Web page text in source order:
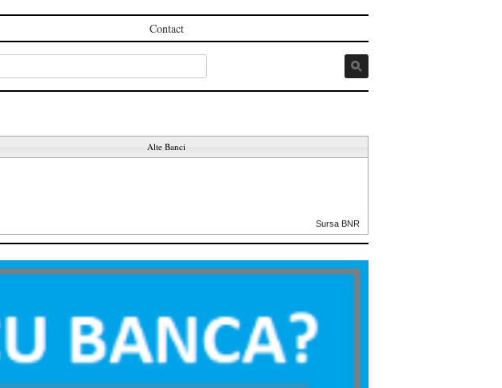
Contact
Alte Banci
Sursa BNR